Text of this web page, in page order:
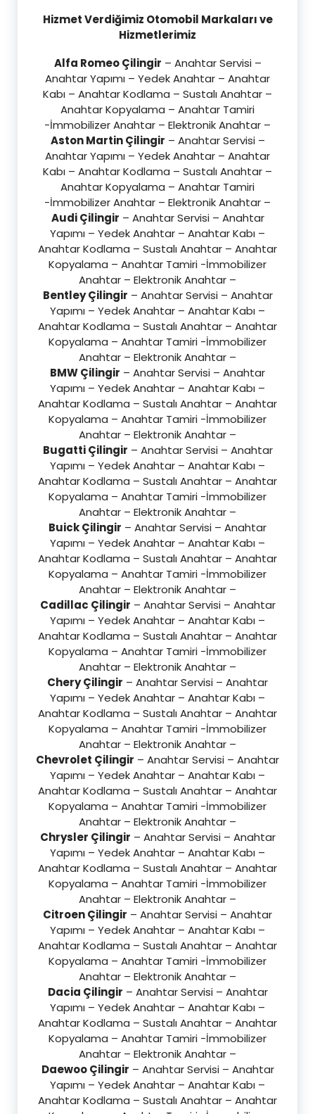
Hizmet Verdiğimiz Otomobil Markaları ve
Hizmetlerimiz
Alfa Romeo Çilingir – Anahtar Servisi –
Anahtar Yapımı – Yedek Anahtar – Anahtar
Kabı – Anahtar Kodlama – Sustalı Anahtar –
Anahtar Kopyalama – Anahtar Tamiri
-İmmobilizer Anahtar – Elektronik Anahtar –
Aston Martin Çilingir – Anahtar Servisi –
Anahtar Yapımı – Yedek Anahtar – Anahtar
Kabı – Anahtar Kodlama – Sustalı Anahtar –
Anahtar Kopyalama – Anahtar Tamiri
-İmmobilizer Anahtar – Elektronik Anahtar –
Audi Çilingir – Anahtar Servisi – Anahtar
Yapımı – Yedek Anahtar – Anahtar Kabı –
Anahtar Kodlama – Sustalı Anahtar – Anahtar
Kopyalama – Anahtar Tamiri -İmmobilizer
Anahtar – Elektronik Anahtar –
Bentley Çilingir – Anahtar Servisi – Anahtar
Yapımı – Yedek Anahtar – Anahtar Kabı –
Anahtar Kodlama – Sustalı Anahtar – Anahtar
Kopyalama – Anahtar Tamiri -İmmobilizer
Anahtar – Elektronik Anahtar –
BMW Çilingir – Anahtar Servisi – Anahtar
Yapımı – Yedek Anahtar – Anahtar Kabı –
Anahtar Kodlama – Sustalı Anahtar – Anahtar
Kopyalama – Anahtar Tamiri -İmmobilizer
Anahtar – Elektronik Anahtar –
Bugatti Çilingir – Anahtar Servisi – Anahtar
Yapımı – Yedek Anahtar – Anahtar Kabı –
Anahtar Kodlama – Sustalı Anahtar – Anahtar
Kopyalama – Anahtar Tamiri -İmmobilizer
Anahtar – Elektronik Anahtar –
Buick Çilingir – Anahtar Servisi – Anahtar
Yapımı – Yedek Anahtar – Anahtar Kabı –
Anahtar Kodlama – Sustalı Anahtar – Anahtar
Kopyalama – Anahtar Tamiri -İmmobilizer
Anahtar – Elektronik Anahtar –
Cadillac Çilingir – Anahtar Servisi – Anahtar
Yapımı – Yedek Anahtar – Anahtar Kabı –
Anahtar Kodlama – Sustalı Anahtar – Anahtar
Kopyalama – Anahtar Tamiri -İmmobilizer
Anahtar – Elektronik Anahtar –
Chery Çilingir – Anahtar Servisi – Anahtar
Yapımı – Yedek Anahtar – Anahtar Kabı –
Anahtar Kodlama – Sustalı Anahtar – Anahtar
Kopyalama – Anahtar Tamiri -İmmobilizer
Anahtar – Elektronik Anahtar –
Chevrolet Çilingir – Anahtar Servisi – Anahtar
Yapımı – Yedek Anahtar – Anahtar Kabı –
Anahtar Kodlama – Sustalı Anahtar – Anahtar
Kopyalama – Anahtar Tamiri -İmmobilizer
Anahtar – Elektronik Anahtar –
Chrysler Çilingir – Anahtar Servisi – Anahtar
Yapımı – Yedek Anahtar – Anahtar Kabı –
Anahtar Kodlama – Sustalı Anahtar – Anahtar
Kopyalama – Anahtar Tamiri -İmmobilizer
Anahtar – Elektronik Anahtar –
Citroen Çilingir – Anahtar Servisi – Anahtar
Yapımı – Yedek Anahtar – Anahtar Kabı –
Anahtar Kodlama – Sustalı Anahtar – Anahtar
Kopyalama – Anahtar Tamiri -İmmobilizer
Anahtar – Elektronik Anahtar –
Dacia Çilingir – Anahtar Servisi – Anahtar
Yapımı – Yedek Anahtar – Anahtar Kabı –
Anahtar Kodlama – Sustalı Anahtar – Anahtar
Kopyalama – Anahtar Tamiri -İmmobilizer
Anahtar – Elektronik Anahtar –
Daewoo Çilingir – Anahtar Servisi – Anahtar
Yapımı – Yedek Anahtar – Anahtar Kabı –
Anahtar Kodlama – Sustalı Anahtar – Anahtar